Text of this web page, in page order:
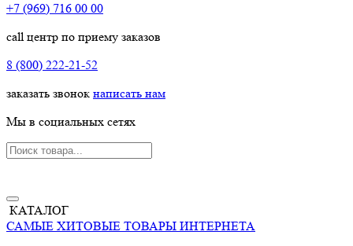
+7 (969) 716 00 00
call центр по приему заказов
8 (800) 222-21-52
заказать звонок написать нам
Мы в социальных сетях
КАТАЛОГ
САМЫЕ ХИТОВЫЕ ТОВАРЫ ИНТЕРНЕТА